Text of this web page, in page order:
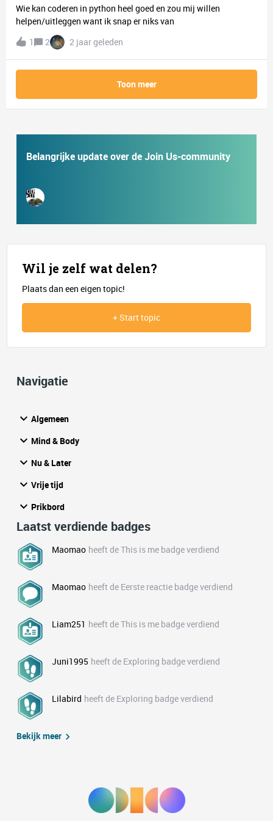
Wie kan coderen in python heel goed en zou mij willen
helpen/uitleggen want ik snap er niks van
1
2 2 jaar geleden
Toon meer
Belangrijke update over de Join Us-community
Wil je zelf wat delen?
Plaats dan een eigen topic!
+ Start topic
Navigatie
Algemeen
Mind & Body
Nu & Later
Vrije tijd
Prikbord
Laatst verdiende badges
Maomao heeft de This is me badge verdiend
Maomao heeft de Eerste reactie badge verdiend
Liam251 heeft de This is me badge verdiend
Juni1995 heeft de Exploring badge verdiend
Lilabird heeft de Exploring badge verdiend
Bekijk meer